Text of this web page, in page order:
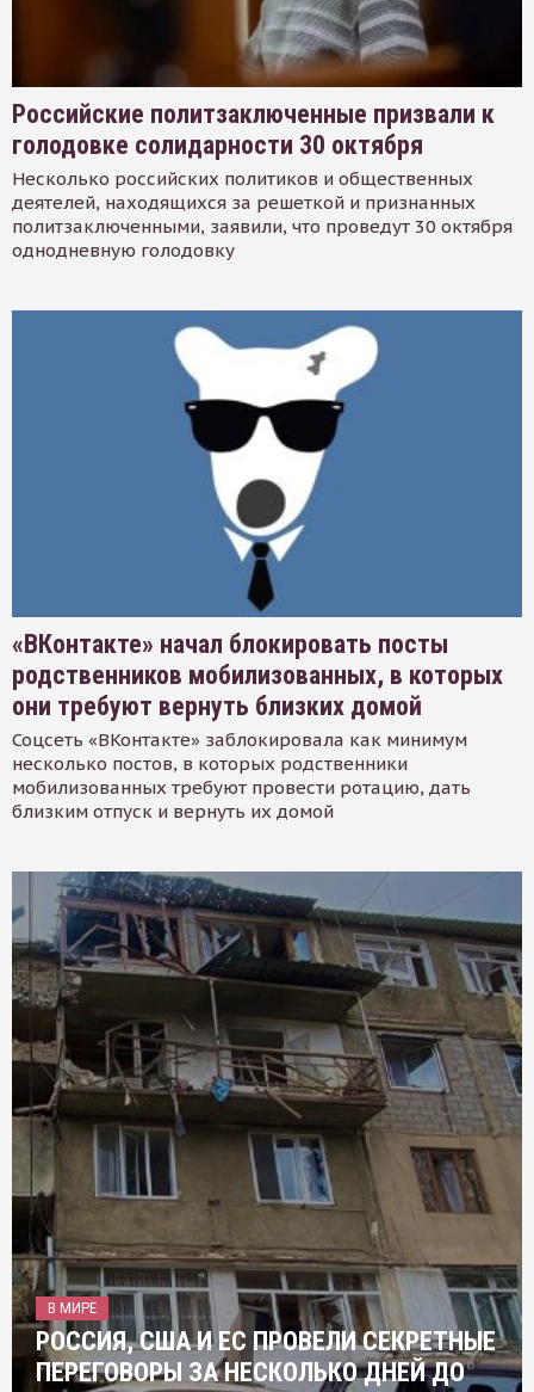
Российские политзаключенные призвали к
голодовке солидарности 30 октября
Несколько российских политиков и общественных
деятелей, находящихся за решеткой и признанных
политзаключенными, заявили, что проведут 30 октября
однодневную голодовку
«ВКонтакте» начал блокировать посты
родственников мобилизованных, в которых
они требуют вернуть близких домой
Соцсеть «ВКонтакте» заблокировала как минимум
несколько постов, в которых родственники
мобилизованных требуют провести ротацию, дать
близким отпуск и вернуть их домой
В МИРЕ
РОССИЯ, США И ЕС ПРОВЕЛИ СЕКРЕТНЫЕ
ПЕРЕГОВОРЫ ЗА НЕСКОЛЬКО ДНЕЙ ДО